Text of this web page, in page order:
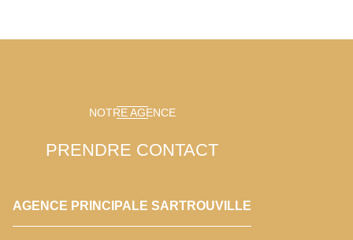
NOTRE AGENCE
PRENDRE CONTACT
AGENCE PRINCIPALE SARTROUVILLE